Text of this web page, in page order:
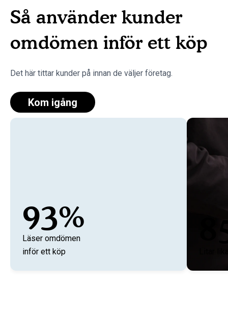
Så använder kunder
omdömen inför ett köp
Det här tittar kunder på innan de väljer företag.
Kom igång
93%
Läser omdömen
inför ett köp